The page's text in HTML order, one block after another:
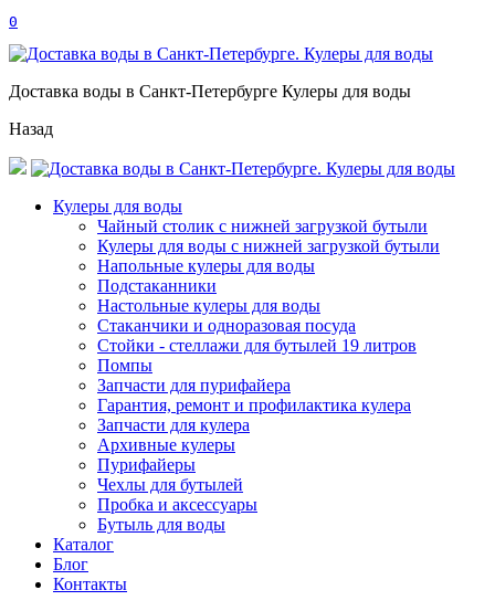
0
Доставка воды в Санкт-Петербурге Кулеры для воды
Назад
Кулеры для воды
Чайный столик с нижней загрузкой бутыли
Кулеры для воды с нижней загрузкой бутыли
Напольные кулеры для воды
Подстаканники
Настольные кулеры для воды
Стаканчики и одноразовая посуда
Стойки - стеллажи для бутылей 19 литров
Помпы
Запчасти для пурифайера
Гарантия, ремонт и профилактика кулера
Запчасти для кулера
Архивные кулеры
Пурифайеры
Чехлы для бутылей
Пробка и аксессуары
Бутыль для воды
Каталог
Блог
Контакты